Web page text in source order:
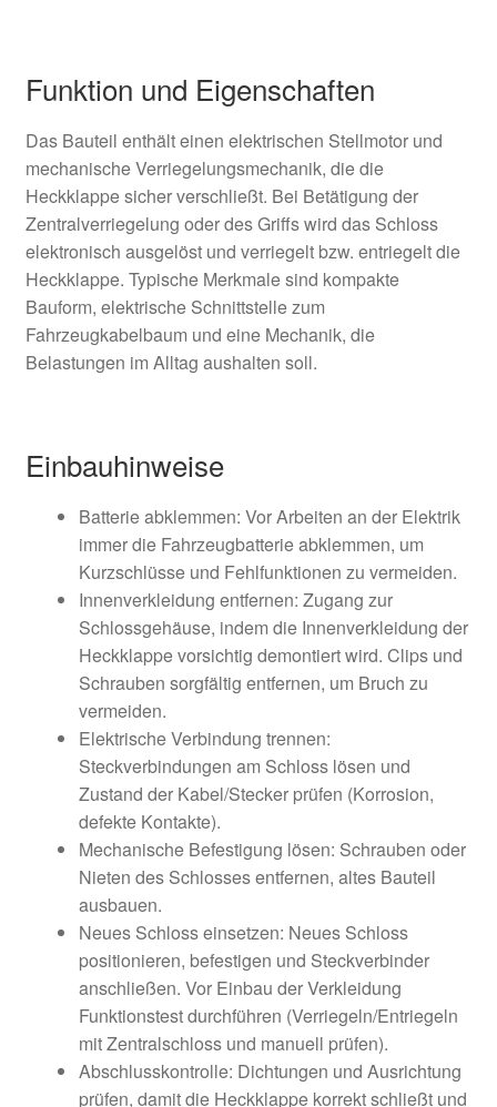
Funktion und Eigenschaften
Das Bauteil enthält einen elektrischen Stellmotor und
mechanische Verriegelungsmechanik, die die
Heckklappe sicher verschließt. Bei Betätigung der
Zentralverriegelung oder des Griffs wird das Schloss
elektronisch ausgelöst und verriegelt bzw. entriegelt die
Heckklappe. Typische Merkmale sind kompakte
Bauform, elektrische Schnittstelle zum
Fahrzeugkabelbaum und eine Mechanik, die
Belastungen im Alltag aushalten soll.
Einbauhinweise
Batterie abklemmen: Vor Arbeiten an der Elektrik
immer die Fahrzeugbatterie abklemmen, um
Kurzschlüsse und Fehlfunktionen zu vermeiden.
Innenverkleidung entfernen: Zugang zur
Schlossgehäuse, indem die Innenverkleidung der
Heckklappe vorsichtig demontiert wird. Clips und
Schrauben sorgfältig entfernen, um Bruch zu
vermeiden.
Elektrische Verbindung trennen:
Steckverbindungen am Schloss lösen und
Zustand der Kabel/Stecker prüfen (Korrosion,
defekte Kontakte).
Mechanische Befestigung lösen: Schrauben oder
Nieten des Schlosses entfernen, altes Bauteil
ausbauen.
Neues Schloss einsetzen: Neues Schloss
positionieren, befestigen und Steckverbinder
anschließen. Vor Einbau der Verkleidung
Funktionstest durchführen (Verriegeln/Entriegeln
mit Zentralschloss und manuell prüfen).
Abschlusskontrolle: Dichtungen und Ausrichtung
prüfen, damit die Heckklappe korrekt schließt und